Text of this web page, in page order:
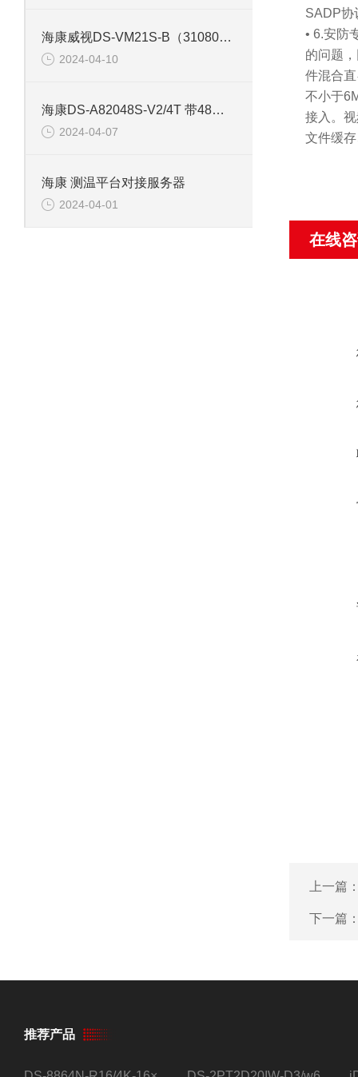
海康威视DS-VM21S-B（310801164） 存储网络服务器
2024-04-10
海康DS-A82048S-V2/4T 带48片4T硬盘存储服务器
2024-04-07
海康 测温平台对接服务器
2024-04-01
SADP协
• 6.安防
的问题
件混合
不小于
接入。
文件缓
在线
上一篇
下一篇
推荐产品